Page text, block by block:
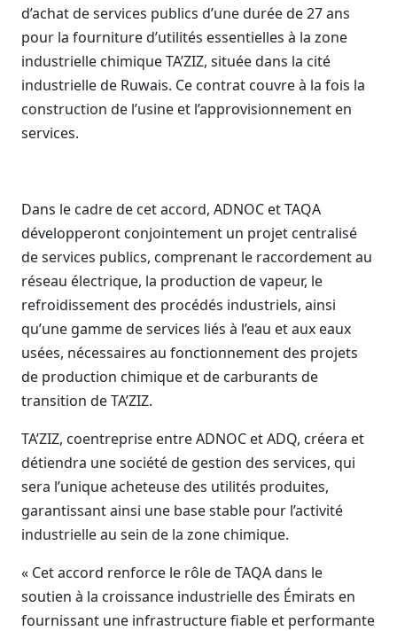
d’achat de services publics d’une durée de 27 ans
pour la fourniture d’utilités essentielles à la zone
industrielle chimique TA’ZIZ, située dans la cité
industrielle de Ruwais. Ce contrat couvre à la fois la
construction de l’usine et l’approvisionnement en
services.
Dans le cadre de cet accord, ADNOC et TAQA
développeront conjointement un projet centralisé
de services publics, comprenant le raccordement au
réseau électrique, la production de vapeur, le
refroidissement des procédés industriels, ainsi
qu’une gamme de services liés à l’eau et aux eaux
usées, nécessaires au fonctionnement des projets
de production chimique et de carburants de
transition de TA’ZIZ.
TA’ZIZ, coentreprise entre ADNOC et ADQ, créera et
détiendra une société de gestion des services, qui
sera l’unique acheteuse des utilités produites,
garantissant ainsi une base stable pour l’activité
industrielle au sein de la zone chimique.
« Cet accord renforce le rôle de TAQA dans le
soutien à la croissance industrielle des Émirats en
fournissant une infrastructure fiable et performante